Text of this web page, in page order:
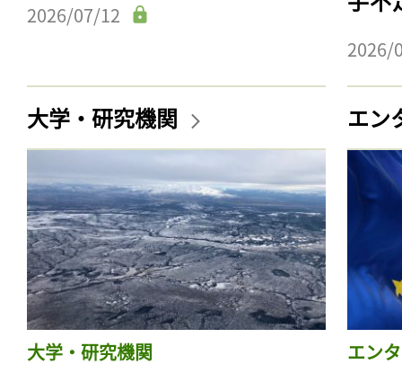
2026/07/12
2026/
大学・研究機関
大学・研究機関
エン
エン